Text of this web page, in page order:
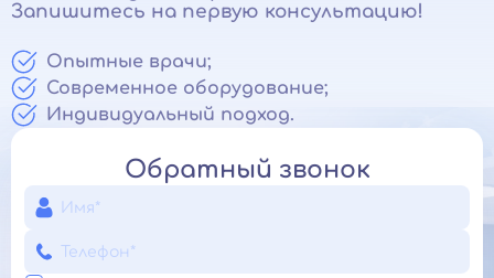
Запишитесь на первую консультацию!
Опытные врачи;
Современное оборудование;
Индивидуальный подход.
Обратный звонок